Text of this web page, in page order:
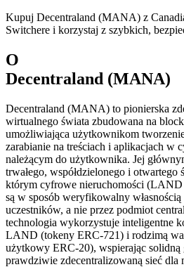
Kupuj Decentraland (MANA) z
Switchere i korzystaj z szybkich,
O
Decentraland (MANA)
Decentraland (MANA) to pionierska
wirtualnego świata zbudowana na
umożliwiająca użytkownikom
zarabianie na treściach i aplikacjach w
należącym do użytkownika. Jej
trwałego, współdzielonego i
którym cyfrowe nieruchomości
są w sposób weryfikowalny
uczestników, a nie przez podmiot
technologia wykorzystuje inteligentne
LAND (tokeny ERC-721) i rodzimą
użytkowy ERC-20), wspierając solidną
prawdziwie zdecentralizowaną sieć dla